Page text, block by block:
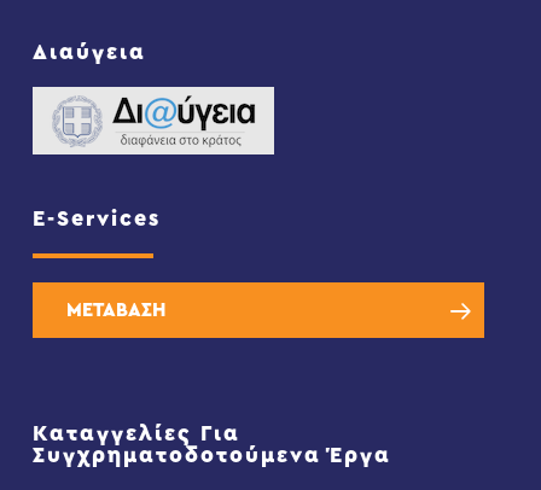
Διαύγεια
E-Services
ΜΕΤΑΒΑΣΗ
Καταγγελίες Για
Συγχρηματοδοτούμενα Έργα